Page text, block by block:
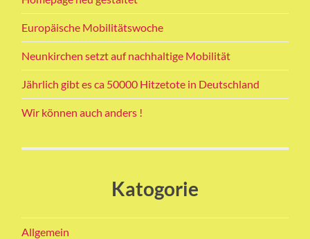
Europäische Mobilitätswoche
Neunkirchen setzt auf nachhaltige Mobilität
Jährlich gibt es ca 50000 Hitzetote in Deutschland
Wir können auch anders !
Katogorie
Allgemein